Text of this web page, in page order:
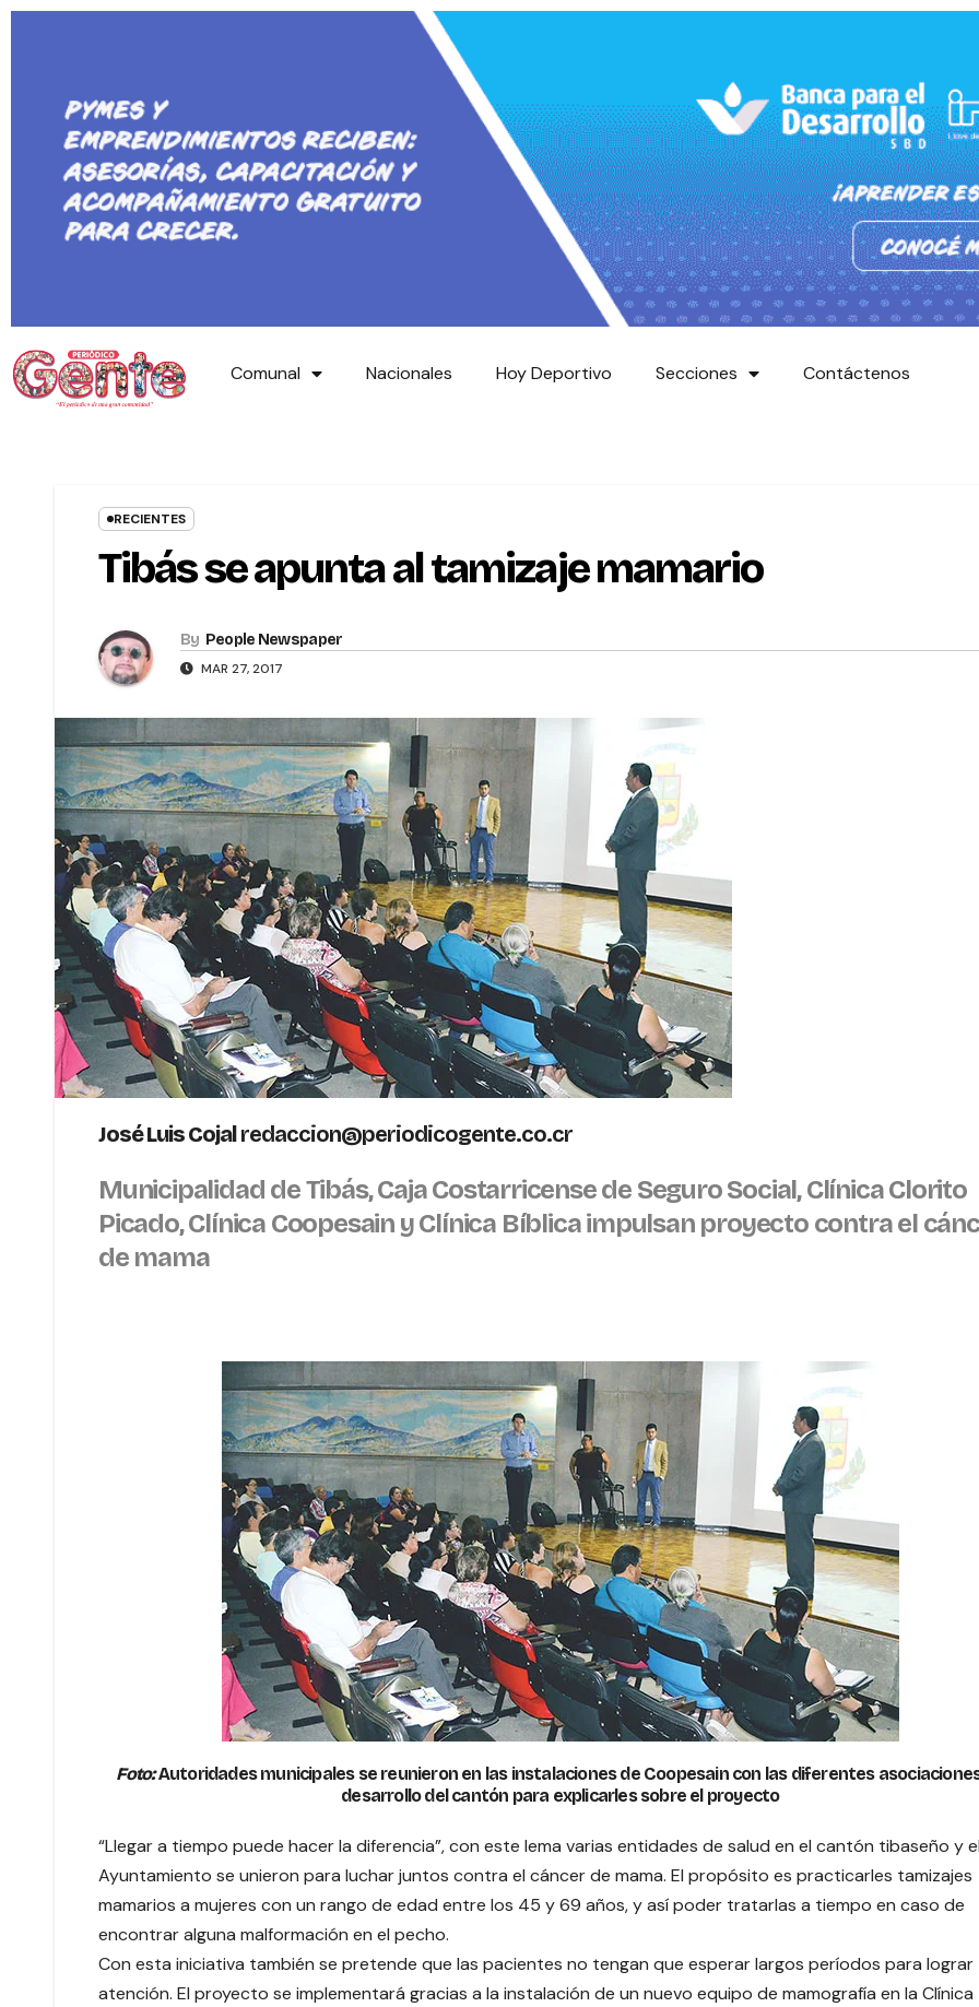
Comunal Nacionales Hoy Deportivo Secciones Contáctenos
RECIENTES
Tibás se apunta al tamizaje mamario
By People Newspaper
MAR 27, 2017
José Luis Cojalredaccion@periodicogente.co.cr
Municipalidad de Tibás, Caja Costarricense de Seguro Social, Clínica Clorito
Picado, Clínica Coopesain y Clínica Bíblica impulsan proyecto contra el
de mama
Foto:Autoridades municipales se reunieron en las instalaciones de Coopesain con las diferentes
desarrollo del cantón para explicarles sobre el proyecto
“Llegar a tiempo puede hacer la diferencia”, con este lema varias entidades de salud en el cantón tibaseño y
Ayuntamiento se unieron para luchar juntos contra el cáncer de mama. El propósito es practicarles tamizajes
mamarios a mujeres con un rango de edad entre los 45 y 69 años, y así poder tratarlas a tiempo en caso de
encontrar alguna malformación en el pecho.
Con esta iniciativa también se pretende que las pacientes no tengan que esperar largos períodos para lograr
atención. El proyecto se implementará gracias a la instalación de un nuevo equipo de mamografía en la Clínica